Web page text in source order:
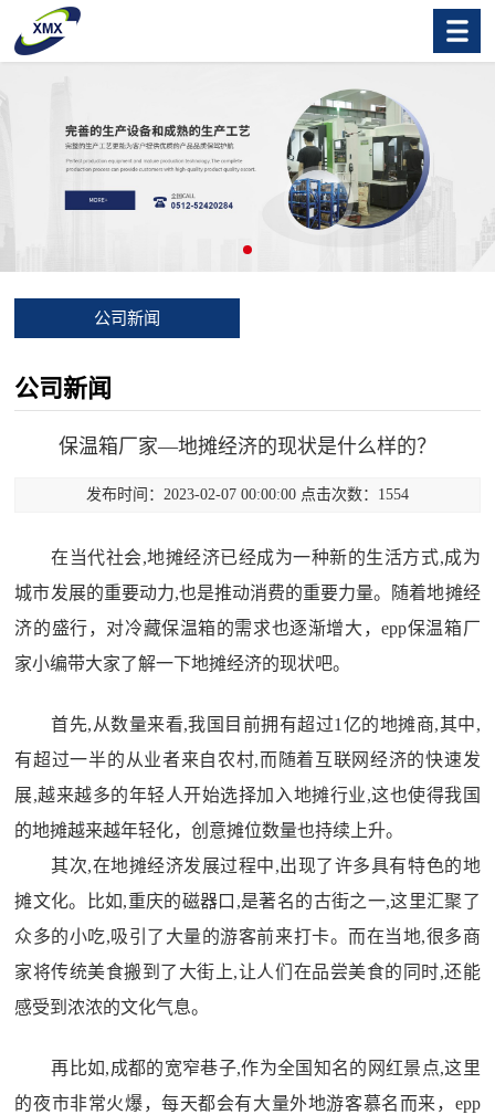
公司新闻
公司新闻
保温箱厂家—地摊经济的现状是什么样的？
发布时间：2023-02-07 00:00:00 点击次数：1554
在当代社会,地摊经济已经成为一种新的生活方式,成为
城市发展的重要动力,也是推动消费的重要力量。随着地摊经
济的盛行，对冷藏保温箱的需求也逐渐增大，epp保温箱厂
家小编带大家了解一下地摊经济的现状吧。
首先,从数量来看,我国目前拥有超过1亿的地摊商,其中,
有超过一半的从业者来自农村,而随着互联网经济的快速发
展,越来越多的年轻人开始选择加入地摊行业,这也使得我国
的地摊越来越年轻化，创意摊位数量也持续上升。
其次,在地摊经济发展过程中,出现了许多具有特色的地
摊文化。比如,重庆的磁器口,是著名的古街之一,这里汇聚了
众多的小吃,吸引了大量的游客前来打卡。而在当地,很多商
家将传统美食搬到了大街上,让人们在品尝美食的同时,还能
感受到浓浓的文化气息。
再比如,成都的宽窄巷子,作为全国知名的网红景点,这里
的夜市非常火爆，每天都会有大量外地游客慕名而来，epp